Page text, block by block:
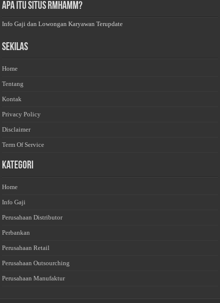
Apa Itu Situs Rmhamm?
Info Gaji dan Lowongan Karyawan Terupdate
Sekilas
Home
Tentang
Kontak
Privacy Policy
Disclaimer
Term Of Service
Kategori
Home
Info Gaji
Perusahaan Distributor
Perbankan
Perusahaan Retail
Perusahaan Outsourching
Perusahaan Manufaktur